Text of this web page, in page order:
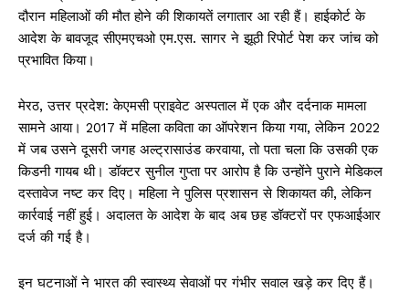
दौरान महिलाओं की मौत होने की शिकायतें लगातार आ रही हैं। हाईकोर्ट के
आदेश के बावजूद सीएमएचओ एम.एस. सागर ने झूठी रिपोर्ट पेश कर जांच को
प्रभावित किया।
मेरठ, उत्तर प्रदेश: केएमसी प्राइवेट अस्पताल में एक और दर्दनाक मामला
सामने आया। 2017 में महिला कविता का ऑपरेशन किया गया, लेकिन 2022
में जब उसने दूसरी जगह अल्ट्रासाउंड करवाया, तो पता चला कि उसकी एक
किडनी गायब थी। डॉक्टर सुनील गुप्ता पर आरोप है कि उन्होंने पुराने मेडिकल
दस्तावेज नष्ट कर दिए। महिला ने पुलिस प्रशासन से शिकायत की, लेकिन
कार्रवाई नहीं हुई। अदालत के आदेश के बाद अब छह डॉक्टरों पर एफआईआर
दर्ज की गई है।
इन घटनाओं ने भारत की स्वास्थ्य सेवाओं पर गंभीर सवाल खड़े कर दिए हैं।